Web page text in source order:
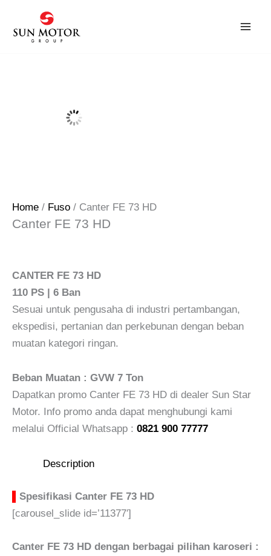
content
Home / Fuso / Canter FE 73 HD
Canter FE 73 HD
CANTER FE 73 HD
110 PS | 6 Ban
Sesuai untuk pengusaha di industri pertambangan,
ekspedisi, pertanian dan perkebunan dengan beban
muatan kategori ringan.
Beban Muatan : GVW 7 Ton
Dapatkan promo Canter FE 73 HD di dealer Sun Star
Motor. Info promo anda dapat menghubungi kami
melalui Official Whatsapp : 0821 900 77777
Description
Spesifikasi Canter FE 73 HD
[carousel_slide id=’11377′]
Canter FE 73 HD dengan berbagai pilihan karoseri :